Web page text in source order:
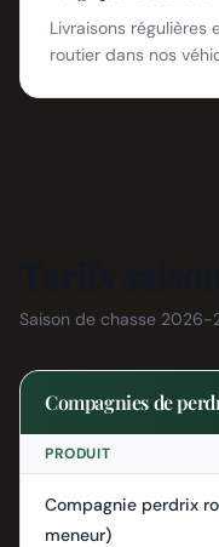
Livraisons régulières
routier dans nos
Saison de chasse
Compagnies de
PRODUIT
Compagnie perdrix
meneur)